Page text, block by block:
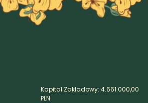
Kapitał Zakładowy: 4.661.000,00
PLN